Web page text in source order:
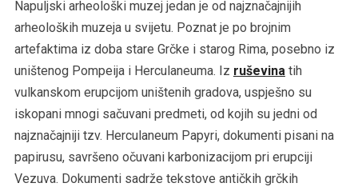
Napuljski arheološki muzej jedan je od najznačajnijih
arheoloških muzeja u svijetu. Poznat je po brojnim
artefaktima iz doba stare Grčke i starog Rima, posebno iz
uništenog Pompeija i Herculaneuma. Iz ruševina tih
vulkanskom erupcijom uništenih gradova, uspješno su
iskopani mnogi sačuvani predmeti, od kojih su jedni od
najznačajniji tzv. Herculaneum Papyri, dokumenti pisani na
papirusu, savršeno očuvani karbonizacijom pri erupciji
Vezuva. Dokumenti sadrže tekstove antičkih grčkih